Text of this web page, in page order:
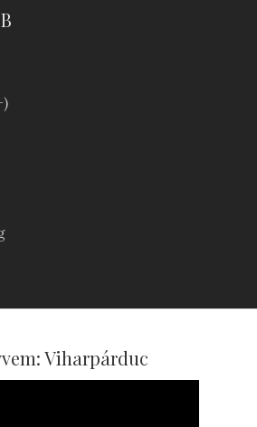
Viharpárduc